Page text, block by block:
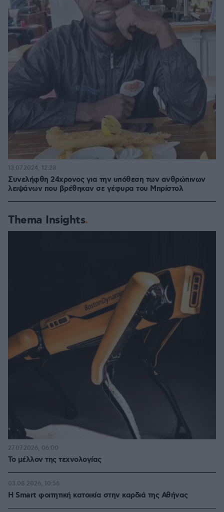
Συνελήφθη 24χρονος για την υπόθεση των ανθρώπινων
λειψάνων που βρέθηκαν σε γέφυρα του Μπρίστολ
13.07.2024, 12:28
Thema Insights
Το μέλλον της τεχνολογίας
27.07.2026, 06:00
Η Smart φοιτητική κατοικία στην καρδιά της Αθήνας
03.08.2026, 10:56